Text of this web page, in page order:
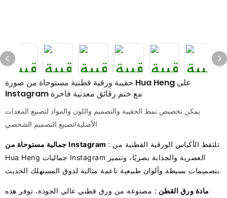
حقيبة ورقية قطنية مستوحاة من صورة Hua Heng على
Instagram مع ختم رقائق معدنية فاخرة
يمكن تخصيص نمط الحقيبة والتصميم واللون والمواد لتصنيع المعدات
الأصلية/تصنيع التصميم الشخصي
جمالية مستوحاة من Instagram : تلتقط الأكياس الورقية القطنية من
Hua Heng جماليات Instagram العصرية والجذابة بصريًا، وتتميز
بتصميمات بسيطة وألوان طبيعية ناعمة مثالية لذوق المستهلك الحديث.
مادة ورق القطن : مصنوعة من ورق قطني عالي الجودة، توفر هذه